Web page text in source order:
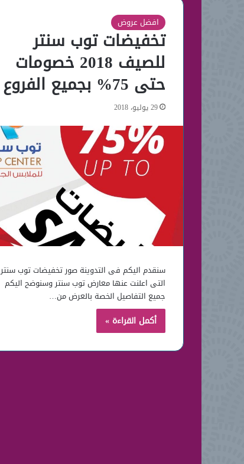
افضل عروض
تخفيضات توب سنتر
للصيف 2018 خصومات
حتى 75% بجميع الفروع
29 يوليو، 2018
سنقدم اليكم فى التدوينة صور تخفيضات توب سنتر
التى اعلنت عنها معارض توب سنتر وسنوضح اليكم
جميع التفاصيل الخصة بالعرض من…
أكمل القراءة »